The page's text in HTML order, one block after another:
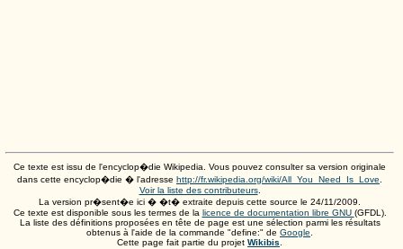
Ce texte est issu de l'encyclop�die Wikipedia. Vous pouvez consulter sa version originale
dans cette encyclop�die � l'adresse http://fr.wikipedia.org/wiki/All_You_Need_Is_Love.
Voir la liste des contributeurs.
La version pr�sent�e ici � �t� extraite depuis cette source le 24/11/2009.
Ce texte est disponible sous les termes de la licence de documentation libre GNU (GFDL).
La liste des définitions proposées en tête de page est une sélection parmi les résultats
obtenus à l'aide de la commande "define:" de Google.
Cette page fait partie du projet Wikibis.